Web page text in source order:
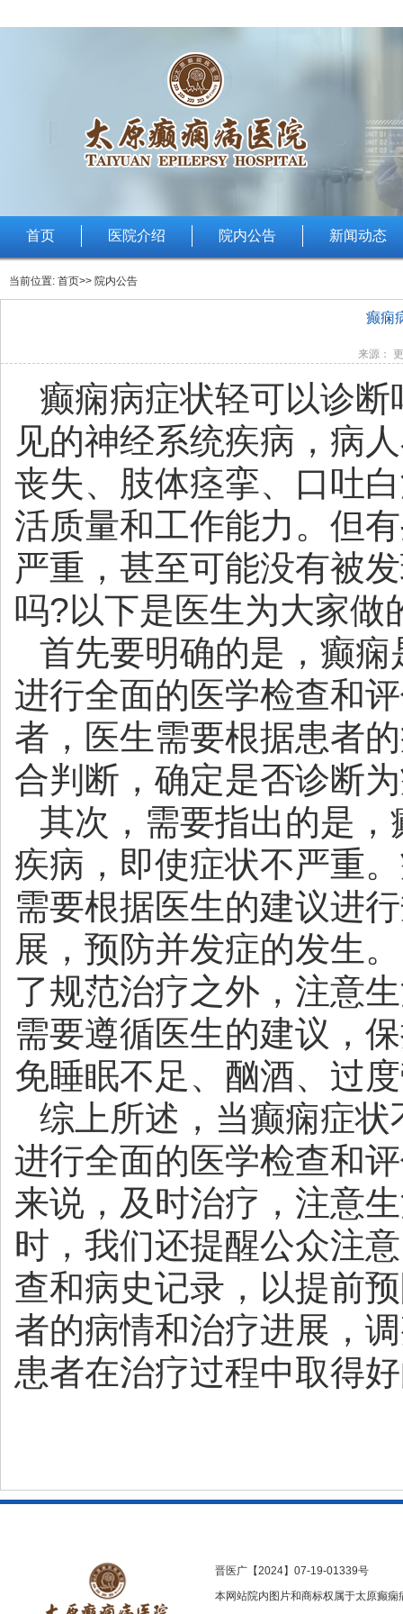
首页 医院介绍 院内公告 新闻动态
当前位置: 首页>> 院内公告
癫痫
来源：
癫痫病症状轻可以诊
见的神经系统疾病，病
丧失、肢体痉挛、口吐
活质量和工作能力。但
严重，甚至可能没有被
吗?以下是医生为大家做
首先要明确的是，癫
进行全面的医学检查和
者，医生需要根据患者
合判断，确定是否诊断
其次，需要指出的是
疾病，即使症状不严重
需要根据医生的建议进
展，预防并发症的发生
了规范治疗之外，注意
需要遵循医生的建议，
免睡眠不足、酗酒、过
综上所述，当癫痫症
进行全面的医学检查和
来说，及时治疗，注意
时，我们还提醒公众注
查和病史记录，以提前
者的病情和治疗进展，
患者在治疗过程中取得
晋医广【2024】07-19-01339号
本网站院内图片和商标权属于太原癫